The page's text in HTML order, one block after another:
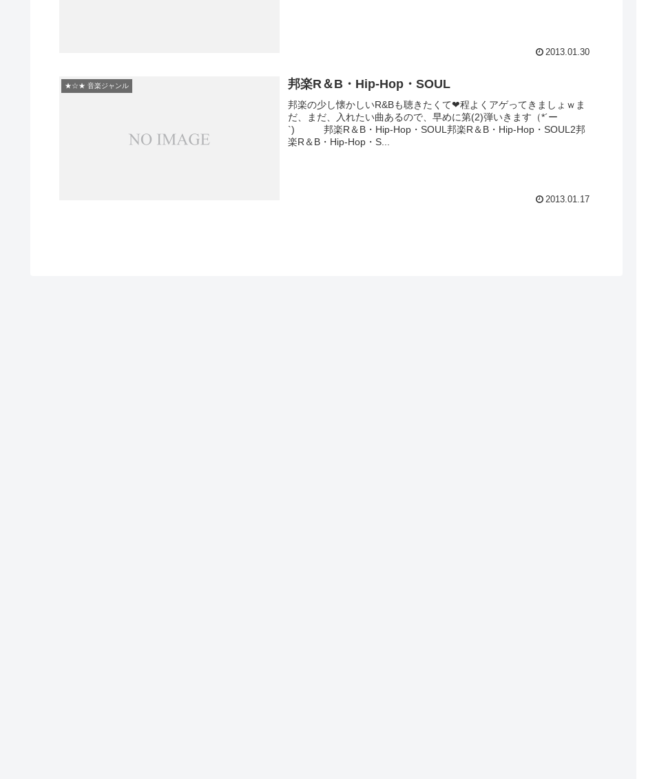
2013.01.30
★☆★ 音楽ジャンル 邦楽R＆B・Hip-Hop・SOUL
邦楽の少し懐かしいR&Bも聴きたくて❤程よくアゲってきましょｗま
だ、まだ、入れたい曲あるので、早めに第(2)弾いきます（*´ー
`) 邦楽R＆B・Hip-Hop・SOUL邦楽R＆B・Hip-Hop・SOUL2邦
楽R＆B・Hip-Hop・S...
2013.01.17